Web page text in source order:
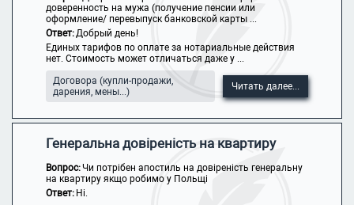
доверенность на мужа (получение пенсии или
оформление/ перевыпуск банковской карты ...
Ответ:Добрый день!
Единых тарифов по оплате за нотариальные действия
нет. Стоимость может отличаться даже у ...
Договора (купли-продажи,
дарения, мены...)
Читать далее...
Генеральна довіреність на квартиру
Вопрос:Чи потрібен апостиль на довіреність генеральну
на квартиру якщо робимо у Польщі
Ответ: Ні.